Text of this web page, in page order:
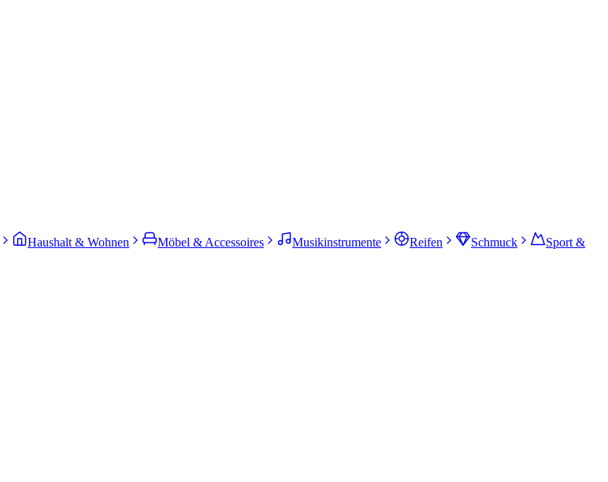
Haushalt & Wohnen Möbel & Accessoires Musikinstrumente Reifen Schmuck
Sport &